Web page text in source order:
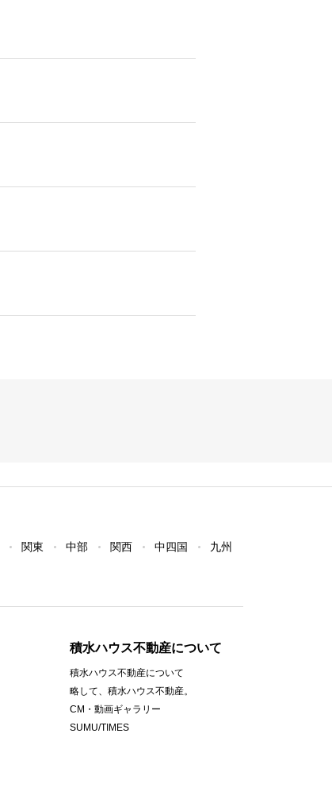
関東 中部 関西 中四国 九州
積水ハウス不動産について
積水ハウス不動産について
略して、積水ハウス不動産。
CM・動画ギャラリー
SUMU/TIMES